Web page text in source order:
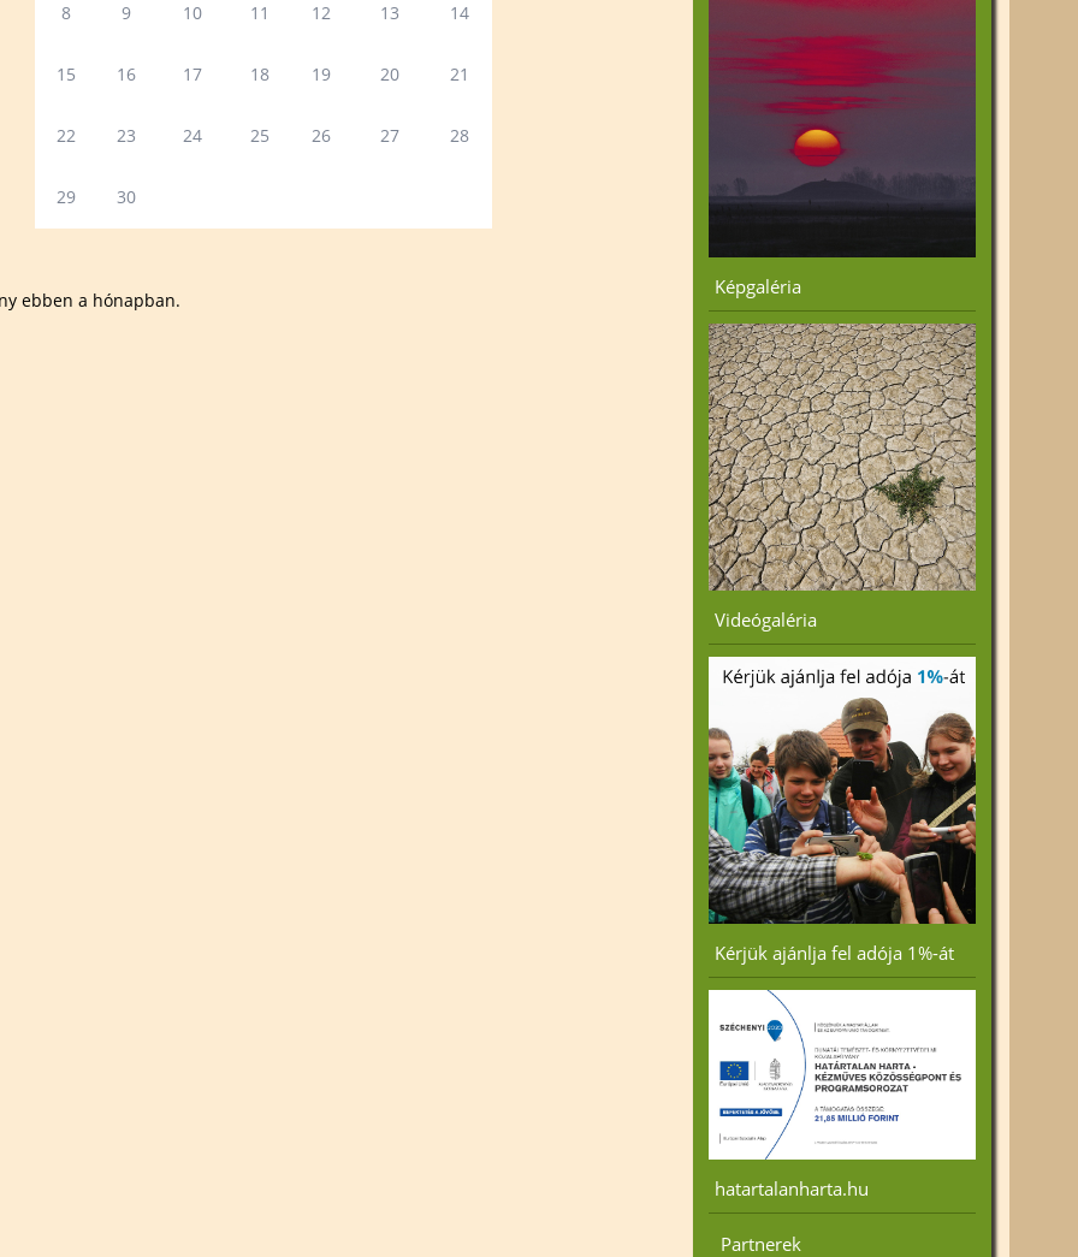
8 9 10 11 12 13 14
15 16 17 18 19 20 21
22 23 24 25 26 27 28
29 30
ebben a hónapban.
Képgaléria
Videógaléria
Kérjük ajánlja fel adója 1%-át
hatartalanharta.hu
Partnerek